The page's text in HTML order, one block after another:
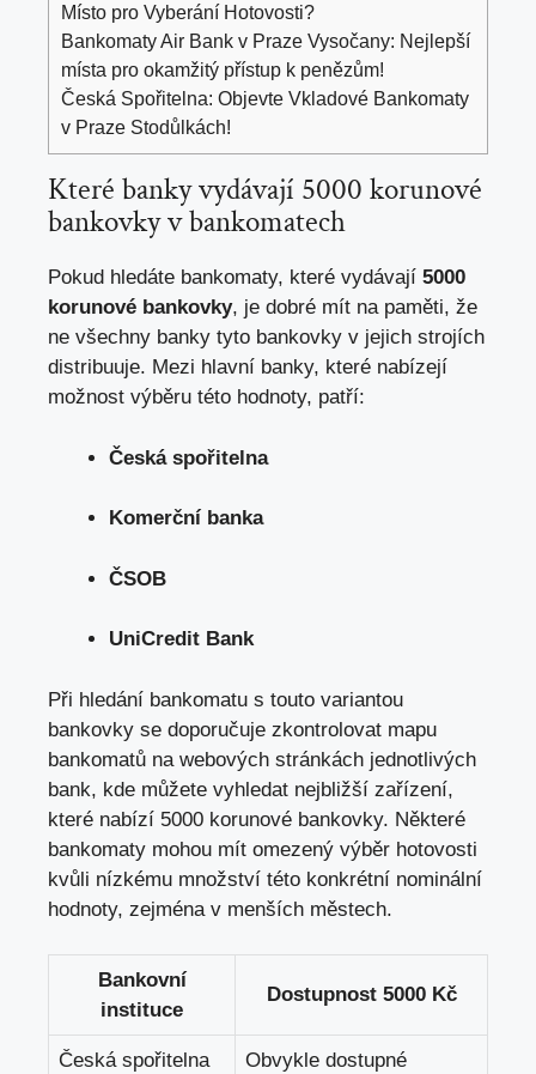
Místo pro Vyberání Hotovosti?
Bankomaty Air Bank v Praze Vysočany: Nejlepší
místa pro okamžitý přístup k penězům!
Česká Spořitelna: Objevte Vkladové Bankomaty
v Praze Stodůlkách!
Které banky vydávají 5000 korunové
bankovky v bankomatech
Pokud hledáte bankomaty, které vydávají 5000
korunové bankovky, je dobré mít na paměti, že
ne všechny banky tyto bankovky v jejich strojích
distribuuje. Mezi hlavní banky, které nabízejí
možnost výběru této hodnoty, patří:
Česká spořitelna
Komerční banka
ČSOB
UniCredit Bank
Při hledání bankomatu s touto variantou
bankovky se doporučuje zkontrolovat mapu
bankomatů na webových stránkách jednotlivých
bank, kde můžete vyhledat nejbližší zařízení,
které nabízí 5000 korunové bankovky. Některé
bankomaty mohou mít omezený výběr hotovosti
kvůli nízkému množství této konkrétní nominální
hodnoty, zejména v menších městech.
Bankovní
instituce
Dostupnost 5000 Kč
Česká spořitelna Obvykle dostupné